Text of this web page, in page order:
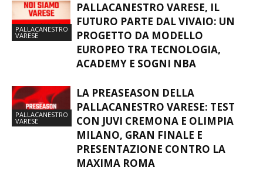
PALLACANESTRO
VARESE
PALLACANESTRO VARESE, IL
FUTURO PARTE DAL VIVAIO: UN
PROGETTO DA MODELLO
EUROPEO TRA TECNOLOGIA,
ACADEMY E SOGNI NBA
PALLACANESTRO
VARESE
LA PREASEASON DELLA
PALLACANESTRO VARESE: TEST
CON JUVI CREMONA E OLIMPIA
MILANO, GRAN FINALE E
PRESENTAZIONE CONTRO LA
MAXIMA ROMA